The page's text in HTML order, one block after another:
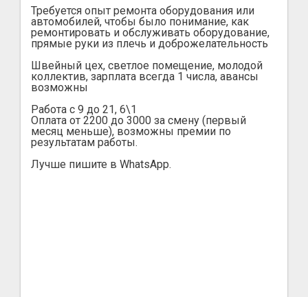
Требуется опыт ремонта оборудования или
автомобилей, чтобы было понимание, как
ремонтировать и обслуживать оборудование,
прямые руки из плечь и доброжелательность
Швейный цех, светлое помещение, молодой
коллектив, зарплата всегда 1 числа, авансы
возможны
Работа с 9 до 21, 6\1
Оплата от 2200 до 3000 за смену (первый
месяц меньше), возможны премии по
результатам работы.
Лучше пишите в WhatsApp.